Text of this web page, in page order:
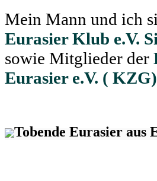
Mein Mann und ich
Eurasier Klub e.V.
sowie Mitglieder der
Eurasier e.V. ( KZG)